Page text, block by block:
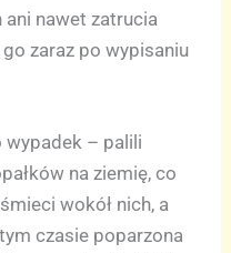
ani nawet zatrucia
zaraz po wypisaniu
wypadek – palili
na ziemię, co
wokół nich, a
czasie poparzona